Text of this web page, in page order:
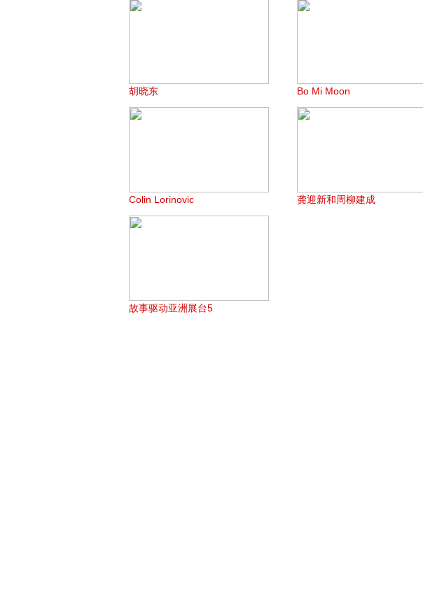
胡晓东 Bo Mi Moon
Colin Lorinovic 龚迎新和周柳建成
故事驱动亚洲展台5